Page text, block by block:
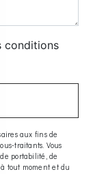
conditions
aux fins de
traitants. Vous
de portabilité, de
tout moment et du